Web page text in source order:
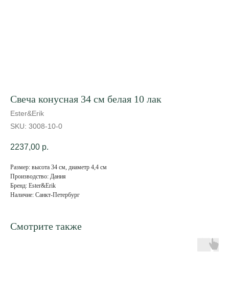
Свеча конусная 34 см белая 10 лак
Ester&Erik
SKU: 3008-10-0
2237,00 р.
Размер: высота 34 см, диаметр 4,4 см
Производство: Дания
Бренд: Ester&Erik
Наличие: Санкт-Петербург
Смотрите также